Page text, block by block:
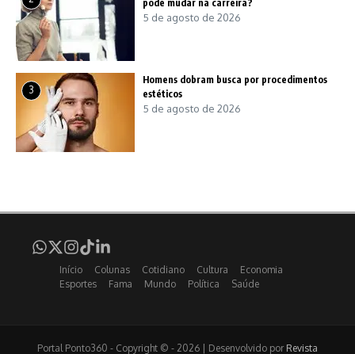
pode mudar na carreira?
5 de agosto de 2026
3
Homens dobram busca por procedimentos
estéticos
5 de agosto de 2026
Início Colunas Cotidiano Cultura
Economia
Esportes
Fama Mundo Política Saúde
Portal Ponto360 - Copyright © - 2026 | Desenvolvido por Revista